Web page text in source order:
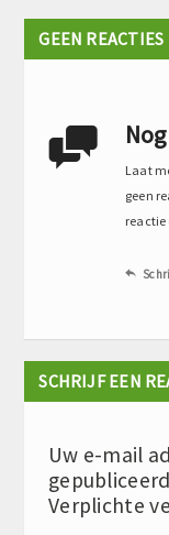
GEEN REACTIES

Laat
geen
reactie

SCHRIJF EEN
Uw e-mail
Verplichte